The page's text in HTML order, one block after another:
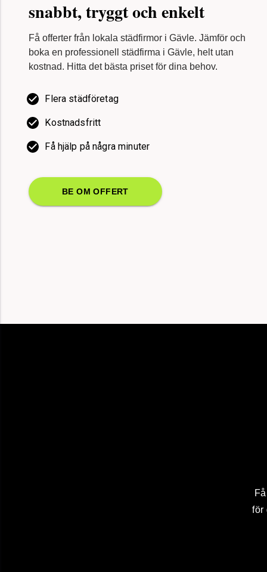
Kontakt och support
snabbt, tryggt och enkelt
Få offerter från lokala städfirmor i Gävle. Jämför och
boka en professionell städfirma i Gävle, helt utan
kostnad. Hitta det bästa priset för dina behov.
Flera städföretag
Kostnadsfritt
Få hjälp på några minuter
BE OM OFFERT
för